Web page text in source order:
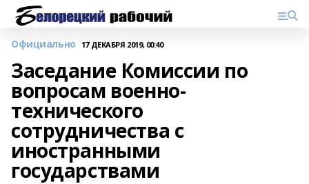
Официально 17 ДЕКАБРЯ 2019, 00:40
Заседание Комиссии по
вопросам военно-
технического
сотрудничества с
иностранными
государствами